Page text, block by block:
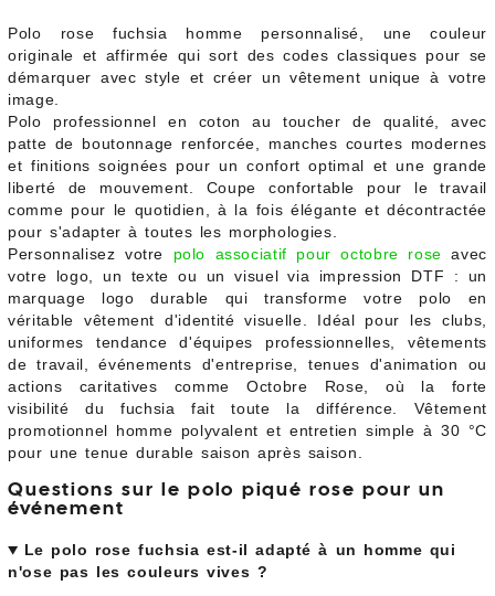
Polo rose fuchsia homme personnalisé, une couleur
originale et affirmée qui sort des codes classiques pour se
démarquer avec style et créer un vêtement unique à votre
image.
Polo professionnel en coton au toucher de qualité, avec
patte de boutonnage renforcée, manches courtes modernes
et finitions soignées pour un confort optimal et une grande
liberté de mouvement. Coupe confortable pour le travail
comme pour le quotidien, à la fois élégante et décontractée
pour s'adapter à toutes les morphologies.
Personnalisez votre polo associatif pour octobre rose avec
votre logo, un texte ou un visuel via impression DTF : un
marquage logo durable qui transforme votre polo en
véritable vêtement d'identité visuelle. Idéal pour les clubs,
uniformes tendance d'équipes professionnelles, vêtements
de travail, événements d'entreprise, tenues d'animation ou
actions caritatives comme Octobre Rose, où la forte
visibilité du fuchsia fait toute la différence. Vêtement
promotionnel homme polyvalent et entretien simple à 30 °C
pour une tenue durable saison après saison.
Questions sur le polo piqué rose pour un
événement
Le polo rose fuchsia est-il adapté à un homme qui
n'ose pas les couleurs vives ?